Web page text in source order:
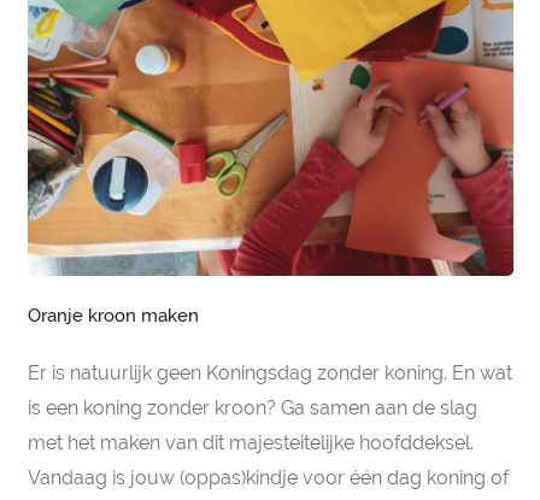
Oranje kroon maken
Er is natuurlijk geen Koningsdag zonder koning. En wat
is een koning zonder kroon? Ga samen aan de slag
met het maken van dit majesteitelijke hoofddeksel.
Vandaag is jouw (oppas)kindje voor één dag koning of